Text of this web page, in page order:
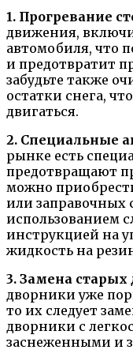
1. Прогревание
движения,
автомобиля, что
и предотвратит
забудьте также
остатки снега,
двигаться.
2. Специальные
рынке есть
предотвращают
можно
или заправочных
использованием
инструкцией на
жидкость на
3. Замена старых
дворники уже
то их следует
дворники с
заснеженными и